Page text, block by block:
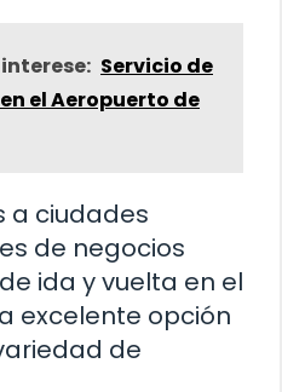
Servicio de
el Aeropuerto de
a ciudades
de negocios
ida y vuelta en el
excelente opción
de